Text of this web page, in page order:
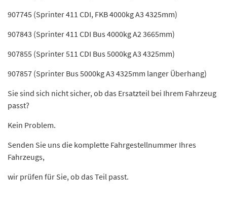
907745 (Sprinter 411 CDI, FKB 4000kg A3 4325mm)
907843 (Sprinter 411 CDI Bus 4000kg A2 3665mm)
907855 (Sprinter 511 CDI Bus 5000kg A3 4325mm)
907857 (Sprinter Bus 5000kg A3 4325mm langer Überhang)
Sie sind sich nicht sicher, ob das Ersatzteil bei Ihrem Fahrzeug
passt?
Kein Problem.
Senden Sie uns die komplette Fahrgestellnummer Ihres
Fahrzeugs,
wir prüfen für Sie, ob das Teil passt.